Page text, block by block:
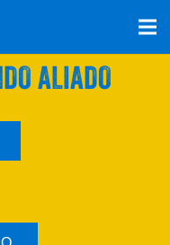
CON UNA
ALIADO